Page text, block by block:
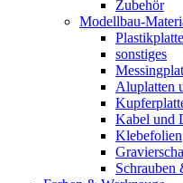
Zubehör
Modellbau-
sonstiges
Aluplatten
Kabel und
Klebefolien
Schrauben